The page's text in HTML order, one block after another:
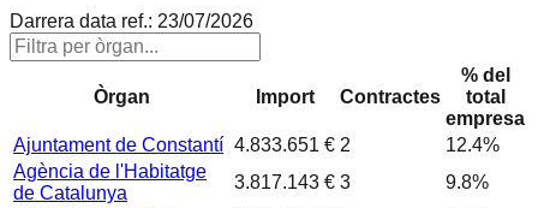
Darrera data ref.: 23/07/2026
Òrgan Import Contractes
% del
total
empresa
Ajuntament de Constantí 4.833.651 € 2 12.4%
Agència de l'Habitatge
de Catalunya
3.817.143 € 3 9.8%